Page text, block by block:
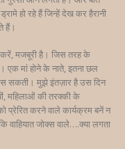
हो रहे हैं जिन्हें देख कर हैरानी
हैं।
करें, मजबूरी है। जिस तरह के
एक मां होने के नाते, इतना छल
सकती। मुझे इंतज़ार है उस दिन
महिलाओं की तरक्की के
प्रेरित करने वाले कार्यक्रम बनें न
वाहियात जोक्स वाले….क्या लगता